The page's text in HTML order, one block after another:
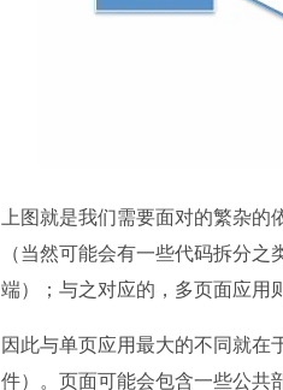
上图就是我们需要面对的繁杂的
（当然可能会有一些代码拆分
端）；与之对应的，多页面应用
因此与单页应用最大的不同就在
件）。页面可能会包含一些公共